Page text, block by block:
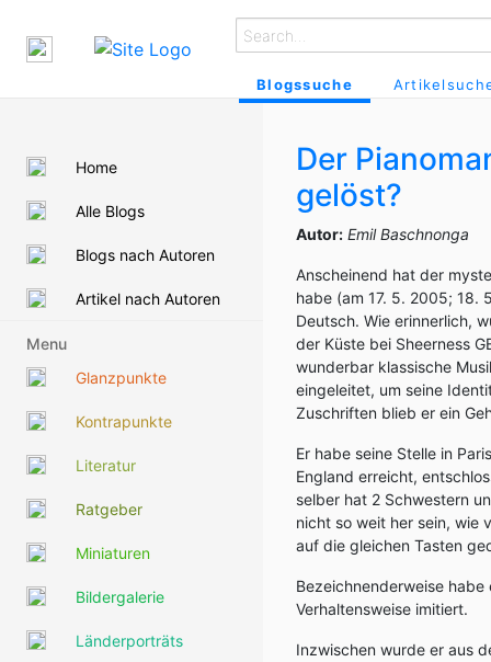
Blogssuche
Home
Alle Blogs
Blogs nach Autoren
Artikel nach Autoren
Menu
Glanzpunkte
Kontrapunkte
Literatur
Ratgeber
Miniaturen
Bildergalerie
Länderporträts
Der
gelöst?
Autor: Emil Baschnonga
Anscheinend hat der
habe (am 17. 5. 2005; 18.
Deutsch. Wie erinnerlich,
der Küste bei Sheerness
wunderbar klassische
eingeleitet, um seine
Zuschriften blieb er ein
Er habe seine Stelle in
England erreicht,
selber hat 2 Schwestern
nicht so weit her sein, wie
auf die gleichen Tasten
Bezeichnenderweise
Verhaltensweise imitiert.
Inzwischen wurde er aus